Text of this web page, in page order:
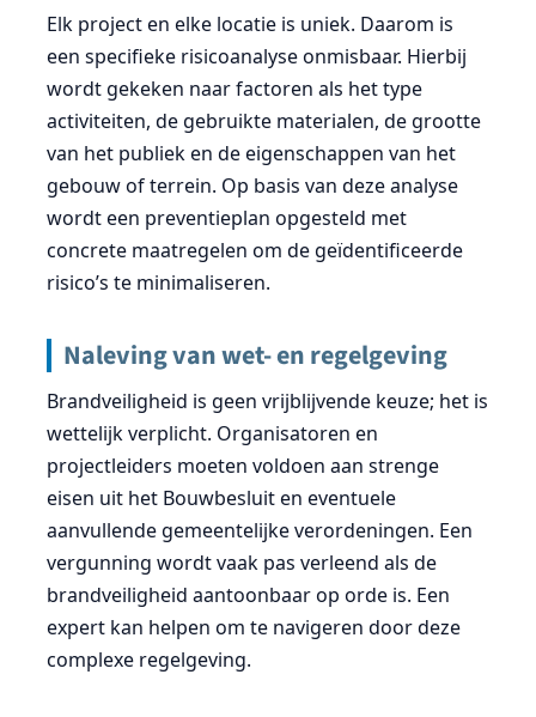
Elk project en elke locatie is uniek. Daarom is
een specifieke risicoanalyse onmisbaar. Hierbij
wordt gekeken naar factoren als het type
activiteiten, de gebruikte materialen, de grootte
van het publiek en de eigenschappen van het
gebouw of terrein. Op basis van deze analyse
wordt een preventieplan opgesteld met
concrete maatregelen om de geïdentificeerde
risico’s te minimaliseren.
Naleving van wet- en regelgeving
Brandveiligheid is geen vrijblijvende keuze; het is
wettelijk verplicht. Organisatoren en
projectleiders moeten voldoen aan strenge
eisen uit het Bouwbesluit en eventuele
aanvullende gemeentelijke verordeningen. Een
vergunning wordt vaak pas verleend als de
brandveiligheid aantoonbaar op orde is. Een
expert kan helpen om te navigeren door deze
complexe regelgeving.